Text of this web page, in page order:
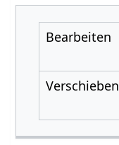
Bearbeiten
Verschieben